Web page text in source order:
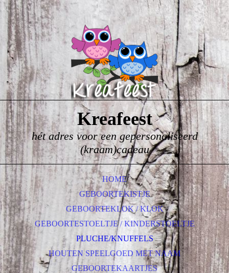
Kreafeest
hét adres voor een gepersonaliseerd
(kraam)cadeau
HOME
GEBOORTEKISTJE
GEBOORTEKLOK / KLOK
GEBOORTESTOELTJE / KINDERSTOELTJE
PLUCHE/KNUFFELS
HOUTEN SPEELGOED MET NAAM
GEBOORTEKAARTJES